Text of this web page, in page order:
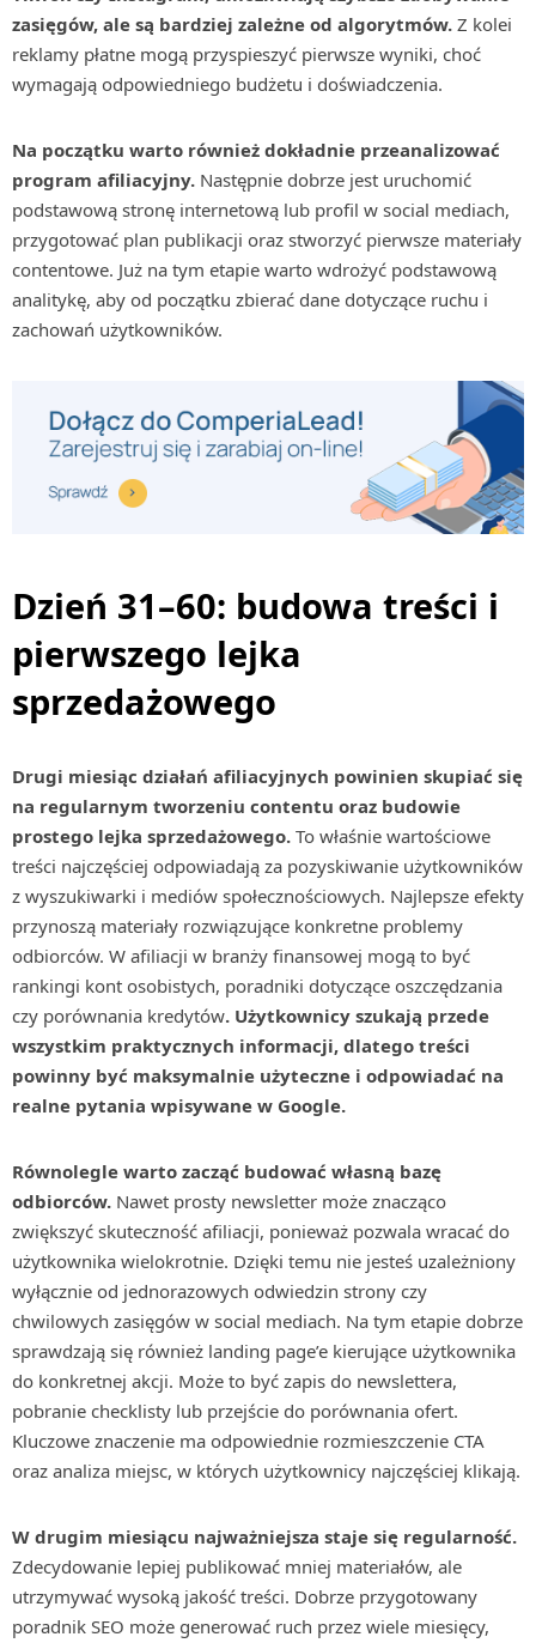
zasięgów, ale są bardziej zależne od algorytmów. Z kolei
reklamy płatne mogą przyspieszyć pierwsze wyniki, choć
wymagają odpowiedniego budżetu i doświadczenia.
Na początku warto również dokładnie przeanalizować
program afiliacyjny. Następnie dobrze jest uruchomić
podstawową stronę internetową lub profil w social mediach,
przygotować plan publikacji oraz stworzyć pierwsze materiały
contentowe. Już na tym etapie warto wdrożyć podstawową
analitykę, aby od początku zbierać dane dotyczące ruchu i
zachowań użytkowników.
Dzień 31–60: budowa treści i
pierwszego lejka
sprzedażowego
Drugi miesiąc działań afiliacyjnych powinien skupiać się
na regularnym tworzeniu contentu oraz budowie
prostego lejka sprzedażowego. To właśnie wartościowe
treści najczęściej odpowiadają za pozyskiwanie użytkowników
z wyszukiwarki i mediów społecznościowych. Najlepsze efekty
przynoszą materiały rozwiązujące konkretne problemy
odbiorców. W afiliacji w branży finansowej mogą to być
rankingi kont osobistych, poradniki dotyczące oszczędzania
czy porównania kredytów. Użytkownicy szukają przede
wszystkim praktycznych informacji, dlatego treści
powinny być maksymalnie użyteczne i odpowiadać na
realne pytania wpisywane w Google.
Równolegle warto zacząć budować własną bazę
odbiorców. Nawet prosty newsletter może znacząco
zwiększyć skuteczność afiliacji, ponieważ pozwala wracać do
użytkownika wielokrotnie. Dzięki temu nie jesteś uzależniony
wyłącznie od jednorazowych odwiedzin strony czy
chwilowych zasięgów w social mediach. Na tym etapie dobrze
sprawdzają się również landing page’e kierujące użytkownika
do konkretnej akcji. Może to być zapis do newslettera,
pobranie checklisty lub przejście do porównania ofert.
Kluczowe znaczenie ma odpowiednie rozmieszczenie CTA
oraz analiza miejsc, w których użytkownicy najczęściej klikają.
W drugim miesiącu najważniejsza staje się regularność.
Zdecydowanie lepiej publikować mniej materiałów, ale
utrzymywać wysoką jakość treści. Dobrze przygotowany
poradnik SEO może generować ruch przez wiele miesięcy,